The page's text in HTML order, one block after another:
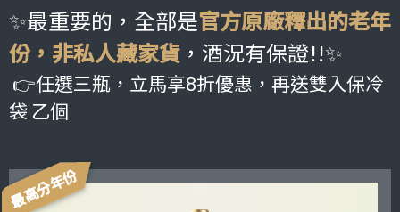
✨最重要的，全部是官方原廠釋出的老年
份，非私人藏家貨 ，酒況有保證!!✨
👉任選三瓶，立馬享8折優惠，再送雙入保冷
袋 乙個
最高分年份